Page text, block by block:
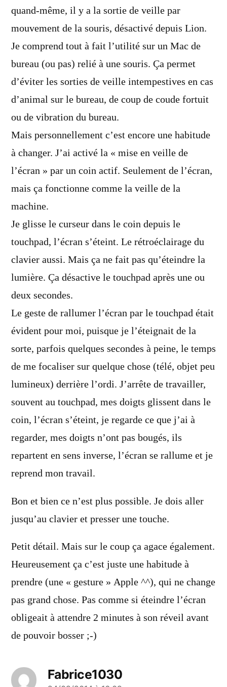
quand-même, il y a la sortie de veille par
mouvement de la souris, désactivé depuis Lion.
Je comprend tout à fait l’utilité sur un Mac de
bureau (ou pas) relié à une souris. Ça permet
d’éviter les sorties de veille intempestives en cas
d’animal sur le bureau, de coup de coude fortuit
ou de vibration du bureau.
Mais personnellement c’est encore une habitude
à changer. J’ai activé la « mise en veille de
l’écran » par un coin actif. Seulement de l’écran,
mais ça fonctionne comme la veille de la
machine.
Je glisse le curseur dans le coin depuis le
touchpad, l’écran s’éteint. Le rétroéclairage du
clavier aussi. Mais ça ne fait pas qu’éteindre la
lumière. Ça désactive le touchpad après une ou
deux secondes.
Le geste de rallumer l’écran par le touchpad était
évident pour moi, puisque je l’éteignait de la
sorte, parfois quelques secondes à peine, le temps
de me focaliser sur quelque chose (télé, objet peu
lumineux) derrière l’ordi. J’arrête de travailler,
souvent au touchpad, mes doigts glissent dans le
coin, l’écran s’éteint, je regarde ce que j’ai à
regarder, mes doigts n’ont pas bougés, ils
repartent en sens inverse, l’écran se rallume et je
reprend mon travail.
Bon et bien ce n’est plus possible. Je dois aller
jusqu’au clavier et presser une touche.
Petit détail. Mais sur le coup ça agace également.
Heureusement ça c’est juste une habitude à
prendre (une « gesture » Apple ^^), qui ne change
pas grand chose. Pas comme si éteindre l’écran
obligeait à attendre 2 minutes à son réveil avant
de pouvoir bosser ;-)
Fabrice1030